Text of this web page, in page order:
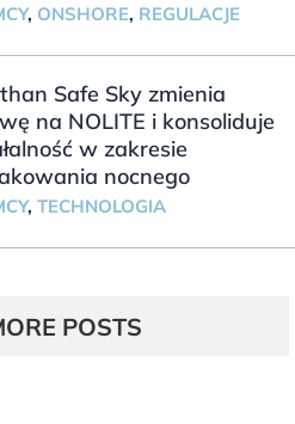
, ONSHORE, REGULACJE
Safe Sky zmienia
na NOLITE i konsoliduje
w zakresie
nocnego
, TECHNOLOGIA
POSTS